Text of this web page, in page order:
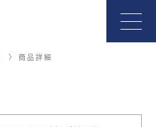
商品詳細